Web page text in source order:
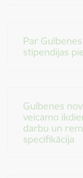
Par
stipendijas
Gulbenes
veicamo
darbu un
specifikācija